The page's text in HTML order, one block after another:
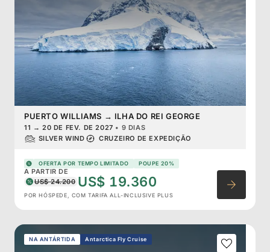
PUERTO WILLIAMS → ILHA DO REI GEORGE
11 → 20 DE FEV. DE 2027 • 9 DIAS
SILVER WIND
CRUZEIRO DE EXPEDIÇÃO
OFERTA POR TEMPO LIMITADO POUPE 20%
A PARTIR DE
US$ 24.200 US$ 19.360
POR HÓSPEDE, COM TARIFA ALL-INCLUSIVE PLUS
NA ANTÁRTIDA Antarctica Fly Cruise